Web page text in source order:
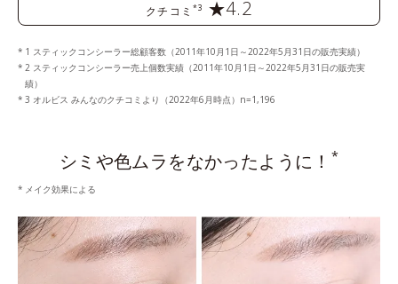
クチコミ*3 ★4.2
1 スティックコンシーラー総顧客数（2011年10月1日～2022年5月31日の販売実績）
2 スティックコンシーラー売上個数実績（2011年10月1日～2022年5月31日の販売実
績）
3 オルビス みんなのクチコミより（2022年6月時点）n=1,196
シミや色ムラをなかったように！ *
メイク効果による